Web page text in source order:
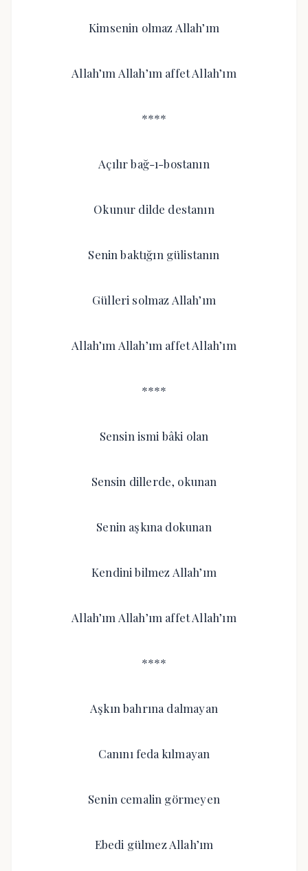
Kimsenin olmaz Allah’ım
Allah’ım Allah’ım affet Allah’ım
****
Açılır bağ-ı-bostanın
Okunur dilde destanın
Senin baktığın gülistanın
Gülleri solmaz Allah’ım
Allah’ım Allah’ım affet Allah’ım
****
Sensin ismi bâki olan
Sensin dillerde, okunan
Senin aşkına dokunan
Kendini bilmez Allah’ım
Allah’ım Allah’ım affet Allah’ım
****
Aşkın bahrına dalmayan
Canını feda kılmayan
Senin cemalin görmeyen
Ebedi gülmez Allah’ım